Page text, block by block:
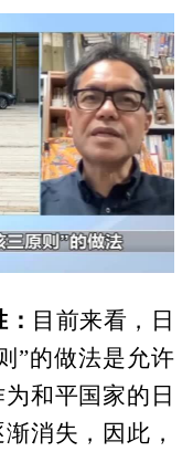
01:50
目前来看，日
”的做法是允许
和平国家的日
消失，因此，